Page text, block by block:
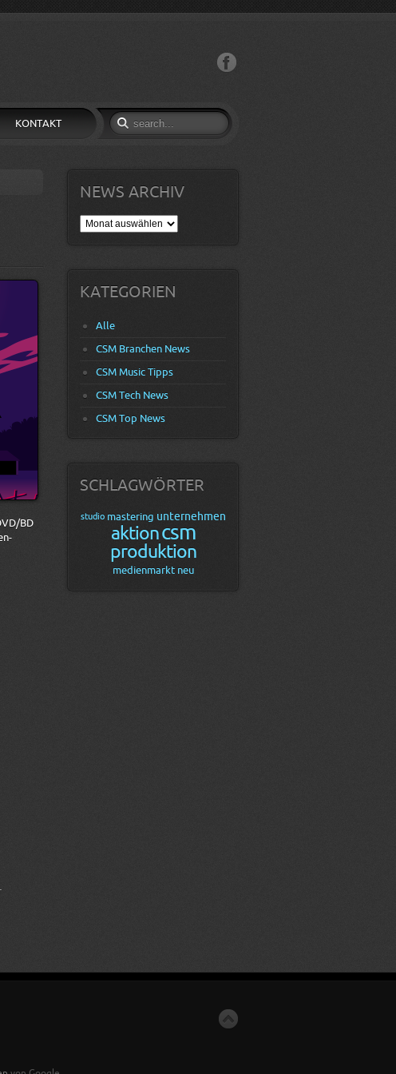
KONTAKT
BD
NEWS ARCHIV
News
Archiv
KATEGORIEN
Alle
CSM Branchen News
CSM Music Tipps
CSM Tech News
CSM Top News
SCHLAGWÖRTER
studio mastering unternehmen
aktioncsm
produktion
medienmarkt neu